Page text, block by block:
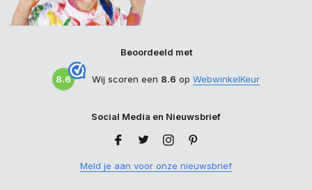
Beoordeeld met
8.6 Wij scoren een 8.6 op WebwinkelKeur
Social Media en Nieuwsbrief
Meld je aan voor onze nieuwsbrief